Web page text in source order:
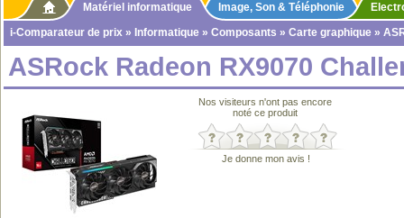
Matériel informatique Image, Son & Téléphonie
i-Comparateur de prix » Informatique » Composants » Carte graphique »
ASRock Radeon RX9070
Nos visiteurs n'ont pas encore
noté ce produit
Je donne mon avis !